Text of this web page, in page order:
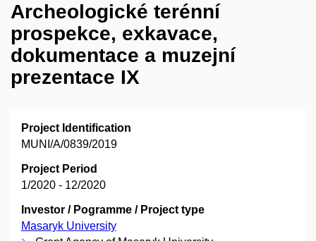
Archeologické terénní
prospekce, exkavace,
dokumentace a muzejní
prezentace IX
Project Identification
MUNI/A/0839/2019
Project Period
1/2020 - 12/2020
Investor / Pogramme / Project type
Masaryk University